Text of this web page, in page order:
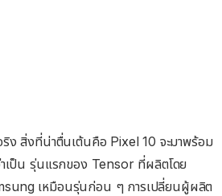
ริง สิ่งที่น่าตื่นเต้นคือ Pixel 10 จะมาพร้อม
เป็น รุ่นแรกของ Tensor ที่ผลิตโดย
เหมือนรุ่นก่อน ๆ การเปลี่ยนผู้ผลิต